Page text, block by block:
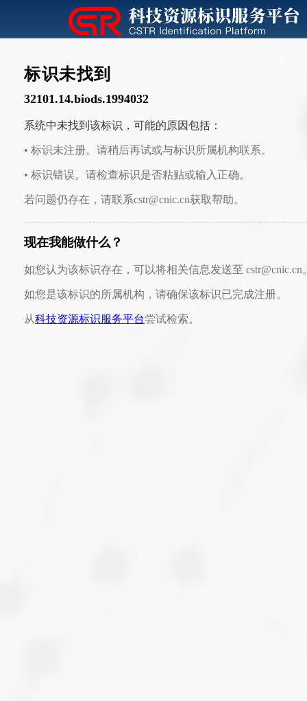
标识未找到
32101.14.biods.1994032
系统中未找到该标识，可能的原因包括：
• 标识未注册。请稍后再试或与标识所属机构联系。
• 标识错误。请检查标识是否粘贴或输入正确。
若问题仍存在，请联系cstr@cnic.cn获取帮助。
现在我能做什么？
如您认为该标识存在，可以将相关信息发送至 cstr@cnic.cn
如您是该标识的所属机构，请确保该标识已完成注册。
从科技资源标识服务平台尝试检索。